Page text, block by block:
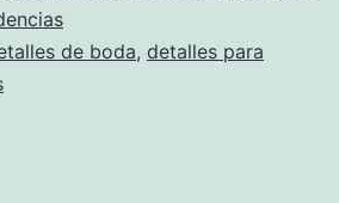
de boda, detalles para